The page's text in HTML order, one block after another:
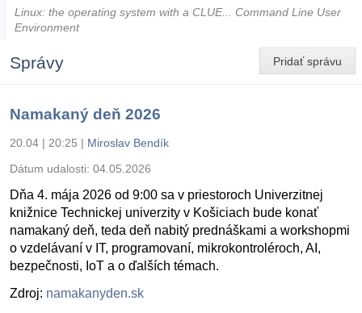
Linux: the operating system with a CLUE... Command Line User
Environment
Pridať správu
Správy
Namakaný deň 2026
20.04 | 20:25 | Miroslav Bendík
Dátum udalosti: 04.05.2026
Dňa 4. mája 2026 od 9:00 sa v priestoroch Univerzitnej
knižnice Technickej univerzity v Košiciach bude konať
namakaný deň, teda deň nabitý prednáškami a workshopmi
o vzdelávaní v IT, programovaní, mikrokontroléroch, AI,
bezpečnosti, IoT a o ďalších témach.
Zdroj: namakanyden.sk